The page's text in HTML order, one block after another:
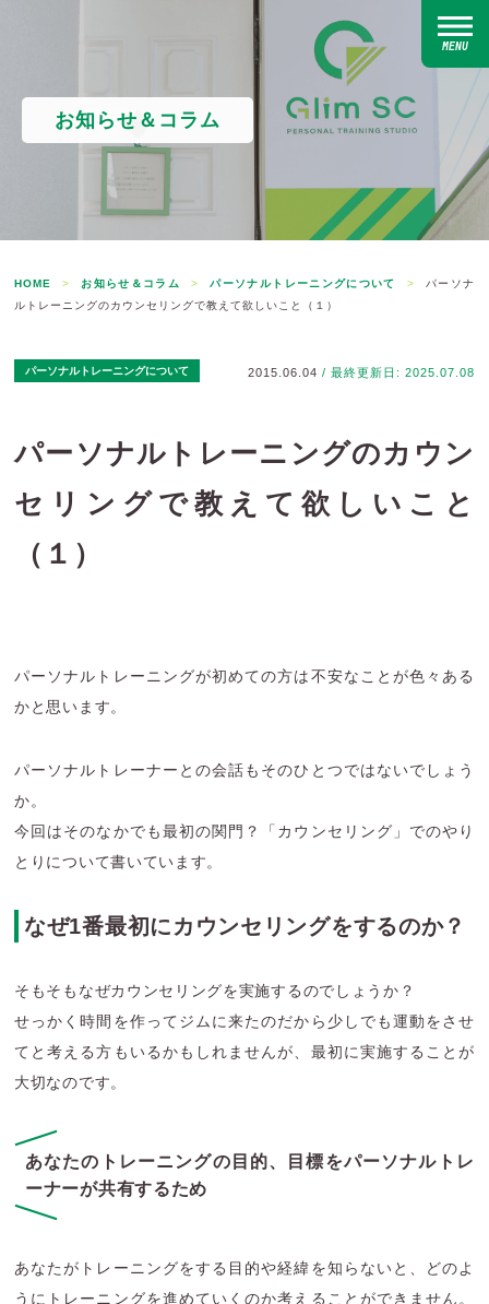
お知らせ＆コラム
HOME > お知らせ＆コラム > パーソナルトレーニングについて >
パーソナ
ルトレーニングのカウンセリングで教えて欲しいこと（１）
MENU
パーソナルトレーニングについて 2015.06.04 / 最終更新日: 2025.07.08
パーソナルトレーニングのカウン
セリングで教えて欲しいこと
（１）
パーソナルトレーニングが初めての方は不安なことが色々ある
かと思います。
パーソナルトレーナーとの会話もそのひとつではないでしょう
か。
今回はそのなかでも最初の関門？「カウンセリング」でのやり
とりについて書いています。
なぜ1番最初にカウンセリングをするのか？
そもそもなぜカウンセリングを実施するのでしょうか？
せっかく時間を作ってジムに来たのだから少しでも運動をさせ
てと考える方もいるかもしれませんが、最初に実施することが
大切なのです。
あなたのトレーニングの目的、目標をパーソナルトレ
ーナーが共有するため
あなたがトレーニングをする目的や経緯を知らないと、どのよ
うにトレーニングを進めていくのか考えることができません。